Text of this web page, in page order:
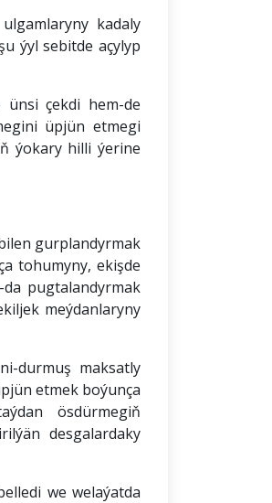
kadaly
ýyl sebitde açylyp
çekdi hem-de
üpjün etmegi
ýokary hilli ýerine
gurplandyrmak
tohumyny, ekişde
pugtalandyrmak
meýdanlaryny
durmuş maksatly
etmek boýunça
ösdürmegiň
desgalardaky
we welaýatda